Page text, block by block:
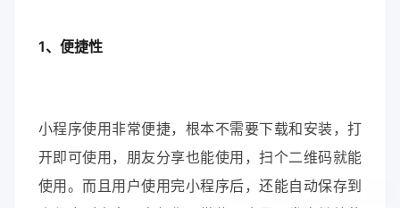
1、便捷性
小程序使用非常便捷，根本不需要下载和安装，打
开即可使用，朋友分享也能使用，扫个二维码就能
使用。而且用户使用完小程序后，还能自动保存到